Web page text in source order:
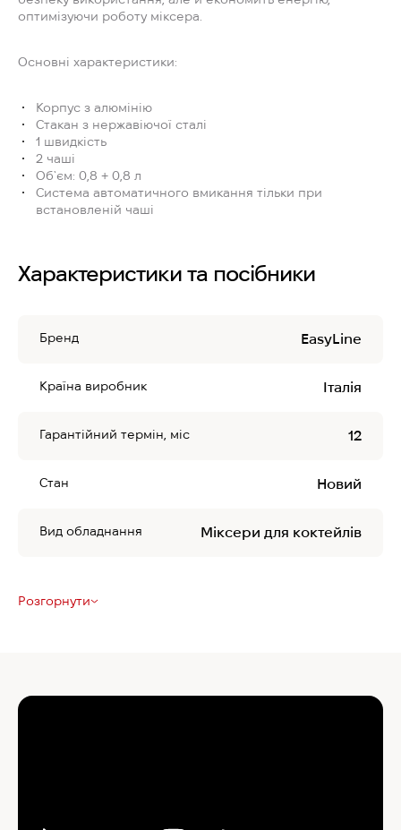
оптимізуючи роботу міксера.
Основні характеристики:
Корпус з алюмінію
Стакан з нержавіючої сталі
1 швидкість
2 чаші
Об`єм: 0,8 + 0,8 л
Система автоматичного вмикання тільки при
встановленій чаші
Характеристики та посібники
Бренд EasyLine
Країна виробник Італія
Гарантійний термін, міс 12
Стан Новий
Вид обладнання Міксери для коктейлів
Розгорнути